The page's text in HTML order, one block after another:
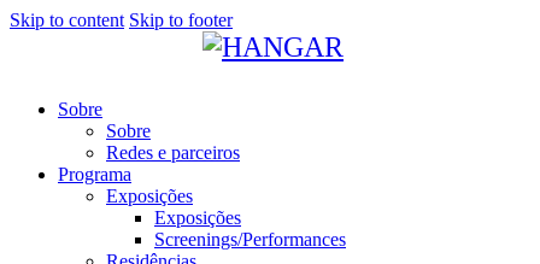
Skip to content Skip to footer
Sobre
Sobre
Redes e parceiros
Programa
Exposições
Exposições
Screenings/Performances